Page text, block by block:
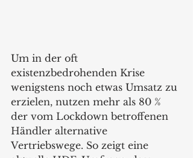
Um in der oft
existenzbedrohenden Krise
wenigstens noch etwas Umsatz zu
erzielen, nutzen mehr als 80 %
der vom Lockdown betroffenen
Händler alternative
Vertriebswege. So zeigt eine